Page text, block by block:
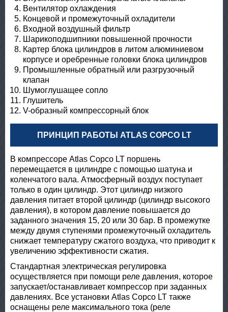
Вентилятор охлаждения
Концевой и промежуточный охладители
Входной воздушный фильтр
Шарикоподшипники повышенной прочности
Картер блока цилиндров в литом алюминиевом
корпусе и оребренные головки блока цилиндров
Промышленные обратный или разгрузочный
клапан
Шумоглушащее сопло
Глушитель
V-образный компрессорный блок
ПРИНЦИП РАБОТЫ ATLAS COPCO LT
В компрессоре Atlas Copco LT поршень
перемещается в цилиндре с помощью шатуна и
коленчатого вала. Атмосферный воздух поступает
только в один цилиндр. Этот цилиндр низкого
давления питает второй цилиндр (цилиндр высокого
давления), в котором давление повышается до
заданного значения 15, 20 или 30 бар. В промежутке
между двумя ступенями промежуточный охладитель
снижает температуру сжатого воздуха, что приводит к
увеличению эффективности сжатия.
Стандартная электрическая регулировка
осуществляется при помощи реле давления, которое
запускает/останавливает компрессор при заданных
давлениях. Все установки Atlas Copco LT также
оснащены реле максимального тока (реле